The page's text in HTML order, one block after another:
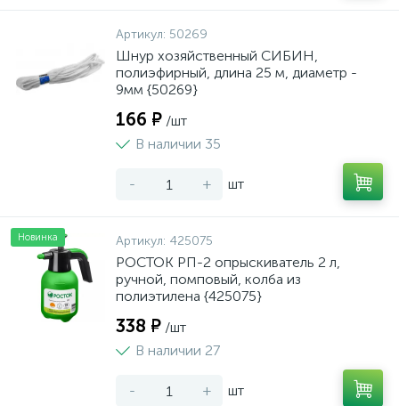
Артикул: 50269
Шнур хозяйственный СИБИН,
полиэфирный, длина 25 м, диаметр -
9мм {50269}
166 ₽ /шт
В наличии 35
- + шт
Новинка Артикул: 425075
РОСТОК РП-2 опрыскиватель 2 л,
ручной, помповый, колба из
полиэтилена {425075}
338 ₽ /шт
В наличии 27
- + шт